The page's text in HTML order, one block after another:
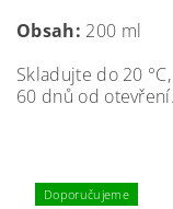
Obsah: 200 ml
Skladujte do 20
60 dnů od otevření.
Doporučujeme